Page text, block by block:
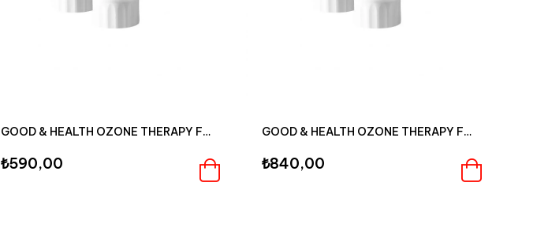
GOOD & HEALTH OZONE THERAPY FLORÜRSÜZ NATUREL OZONLU DİŞ MACUNU 100 ML SET 2'Lİ
₺590,00
GOOD & HEALTH OZONE THERAPY FLORÜRSÜZ NATUREL OZONLU DİŞ MACUNU 100 ML SET 3'LÜ
₺840,00